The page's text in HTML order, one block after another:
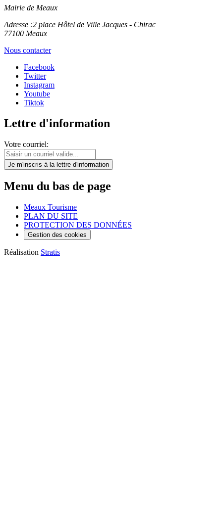
Mairie de Meaux
Adresse :2 place Hôtel de Ville Jacques - Chirac
77100 Meaux
Nous contacter
Facebook
Twitter
Instagram
Youtube
Tiktok
Lettre d'information
Votre courriel:
Je m'inscris à la lettre d'information
Menu du bas de page
Meaux Tourisme
PLAN DU SITE
PROTECTION DES DONNÉES
Gestion des cookies
Réalisation Stratis